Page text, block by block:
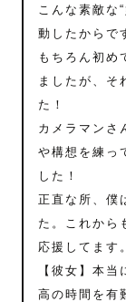
こんな素敵な
動したからで
もちろん初め
ましたが、そ
た！
カメラマンさ
や構想を練っ
した！
正直な所、僕
た。これから
応援してます。
【彼女】本
高の時間を有